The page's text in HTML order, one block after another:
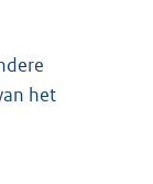
het